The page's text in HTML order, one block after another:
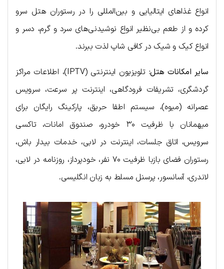
انواع غذاهای ایتالیایی و بین‌المللی را در رستوران هتل سرو
کرده و از طعم بی‌نظیر انواع نوشیدنی‌های سرد و گرم، دسر و
انواع کیک و شیک در کافی شاپ لذت ببرند.
سایر امکانات هتل:
تلویزیون اینترنتی (IPTV)، اطلاعات مراکز
گردشگری، تشریفات فرودگاهی، اینترنت پر سرعت، سرویس
عصرانه (میوه)، سیستم اطفا حریق، پارکینگ رایگان برای
میهمانان با ظرفیت ۳۰ خودرو، صندوق امانات، تاکسی
سرویس، اتاق جلسات، اینترنت در لابی، خدمات بیدار باش،
رستوران فضای بازبا ظرفیت ۷۰ نفر، خودپرداز، روزنامه در لابی،
لاندری، آسانسور، پرسنل مسلط به زبان انگلیسی.